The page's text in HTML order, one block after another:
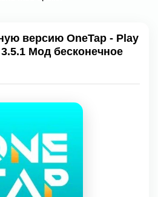
версию OneTap - Play
Мод бесконечное